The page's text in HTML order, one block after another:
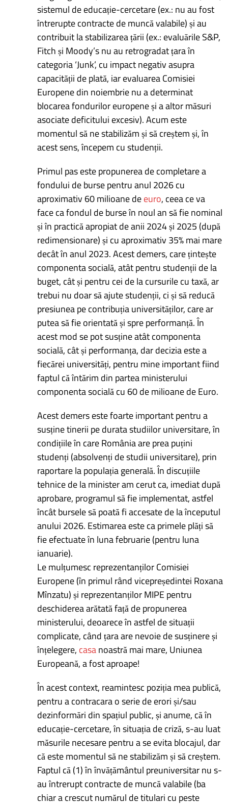
sistemul de educație-cercetare (ex.: nu au fost
întrerupte contracte de muncă valabile) și au
contribuit la stabilizarea țării (ex.: evaluările S&P,
Fitch și Moody’s nu au retrogradat țara în
categoria ‘Junk’, cu impact negativ asupra
capacității de plată, iar evaluarea Comisiei
Europene din noiembrie nu a determinat
blocarea fondurilor europene și a altor măsuri
asociate deficitului excesiv). Acum este
momentul să ne stabilizăm și să creștem și, în
acest sens, începem cu studenții.
Primul pas este propunerea de completare a
fondului de burse pentru anul 2026 cu
aproximativ 60 milioane deeuro, ceea ce va
face ca fondul de burse în noul an să fie nominal
și în practică apropiat de anii 2024 și 2025 (după
redimensionare) și cu aproximativ 35% mai mare
decât în anul 2023. Acest demers, care țintește
componenta socială, atât pentru studenții de la
buget, cât și pentru cei de la cursurile cu taxă, ar
trebui nu doar să ajute studenții, ci și să reducă
presiunea pe contribuția universităților, care ar
putea să fie orientată și spre performanță. În
acest mod se pot susține atât componenta
socială, cât și performanța, dar decizia este a
fiecărei universități, pentru mine important fiind
faptul că întărim din partea ministerului
componenta socială cu 60 de milioane de Euro.
Acest demers este foarte important pentru a
susține tinerii pe durata studiilor universitare, în
condițiile în care România are prea puțini
studenți (absolvenți de studii universitare), prin
raportare la populația generală. În discuțiile
tehnice de la minister am cerut ca, imediat după
aprobare, programul să fie implementat, astfel
încât bursele să poată fi accesate de la începutul
anului 2026. Estimarea este ca primele plăți să
fie efectuate în luna februarie (pentru luna
ianuarie).
Le mulțumesc reprezentanților Comisiei
Europene (în primul rând vicepreședintei Roxana
Mînzatu) și reprezentanților MIPE pentru
deschiderea arătată față de propunerea
ministerului, deoarece în astfel de situații
complicate, când țara are nevoie de susținere și
înțelegere, casanoastră mai mare, Uniunea
Europeană, a fost aproape!
În acest context, reamintesc poziția mea publică,
pentru a contracara o serie de erori și/sau
dezinformări din spațiul public, și anume, că în
educație-cercetare, în situația de criză, s-au luat
măsurile necesare pentru a se evita blocajul, dar
că este momentul să ne stabilizăm și să creștem.
Faptul că (1) în învățământul preuniversitar nu s-
au întrerupt contracte de muncă valabile (ba
chiar a crescut numărul de titulari cu peste